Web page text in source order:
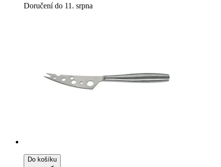
Doručení do 11. srpna
Do košíku